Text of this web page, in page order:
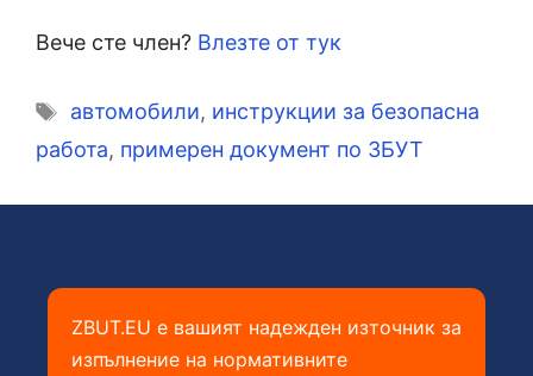
Вече сте член? Влезте от тук
Етикети
автомобили, инструкции за безопасна
работа, примерен документ по ЗБУТ
ZBUT.EU е вашият надежден източник за
изпълнение на нормативните